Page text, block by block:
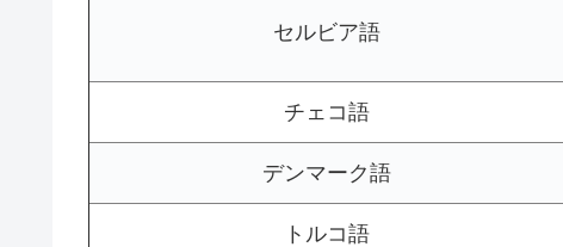
セルビア語
チェコ語
デンマーク語
トルコ語